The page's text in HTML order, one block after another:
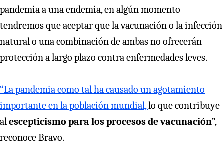
pandemia a una endemia, en algún momento
tendremos que aceptar que la vacunación o la infección
natural o una combinación de ambas no ofrecerán
protección a largo plazo contra enfermedades leves.
“La pandemia como tal ha causado un agotamiento
importante en la población mundial,lo que contribuye
alescepticismo para los procesos de vacunación”,
reconoce Bravo.